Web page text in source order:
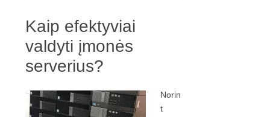
Kaip efektyviai
valdyti įmonės
serverius?
Norin
t